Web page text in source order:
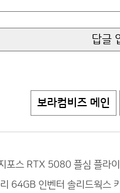
보라컴비즈 메인
스 RTX 5080 플심 플라
64GB 인벤터 솔리드웍스